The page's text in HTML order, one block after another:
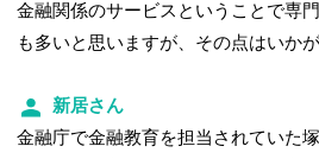
金融関係のサービスということで専
も多いと思いますが、その点はいか
新居さん
金融庁で金融教育を担当されていた